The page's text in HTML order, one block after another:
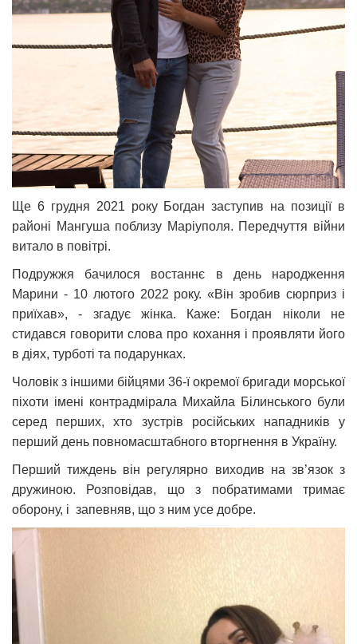
Ще 6 грудня 2021 року Богдан заступив на позиції в
районі Мангуша поблизу Маріуполя. Передчуття війни
витало в повітрі.
Подружжя бачилося востаннє в день народження
Марини - 10 лютого 2022 року. «Він зробив сюрприз і
приїхав», - згадує жінка. Каже: Богдан ніколи не
стидався говорити слова про кохання і проявляти його
в діях, турботі та подарунках.
Чоловік з іншими бійцями 36-ї окремої бригади морської
піхоти імені контрадмірала Михайла Білинського були
серед перших, хто зустрів російських нападників у
перший день повномасштабного вторгнення в Україну.
Перший тиждень він регулярно виходив на зв’язок з
дружиною. Розповідав, що з побратимами тримає
оборону, і запевняв, що з ним усе добре.